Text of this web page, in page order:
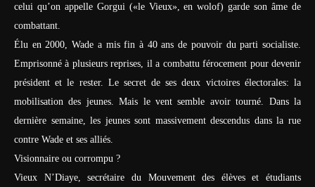
celui qu’on appelle Gorgui («le Vieux», en wolof) garde son âme de
combattant.
Élu en 2000, Wade a mis fin à 40 ans de pouvoir du parti socialiste.
Emprisonné à plusieurs reprises, il a combattu férocement pour devenir
président et le rester. Le secret de ses deux victoires électorales: la
mobilisation des jeunes. Mais le vent semble avoir tourné. Dans la
dernière semaine, les jeunes sont massivement descendus dans la rue
contre Wade et ses alliés.
Visionnaire ou corrompu ?
Vieux N’Diaye, secrétaire du Mouvement des élèves et étudiants